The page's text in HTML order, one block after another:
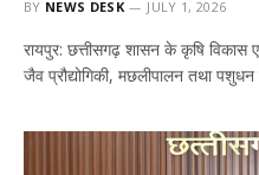
BY NEWS DESK JULY 1, 2026
रायपुर: छत्तीसगढ़ शासन के कृषि विकास
जैव प्रौद्योगिकी, मछलीपालन तथा